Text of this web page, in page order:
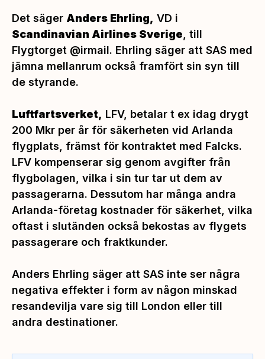
Det säger Anders Ehrling, VD i
Scandinavian Airlines Sverige , till
Flygtorget @irmail. Ehrling säger att SAS med
jämna mellanrum också framfört sin syn till
de styrande.
Luftfartsverket, LFV, betalar t ex idag drygt
200 Mkr per år för säkerheten vid Arlanda
flygplats, främst för kontraktet med Falcks.
LFV kompenserar sig genom avgifter från
flygbolagen, vilka i sin tur tar ut dem av
passagerarna. Dessutom har många andra
Arlanda-företag kostnader för säkerhet, vilka
oftast i slutänden också bekostas av flygets
passagerare och fraktkunder.
Anders Ehrling säger att SAS inte ser några
negativa effekter i form av någon minskad
resandevilja vare sig till London eller till
andra destinationer.